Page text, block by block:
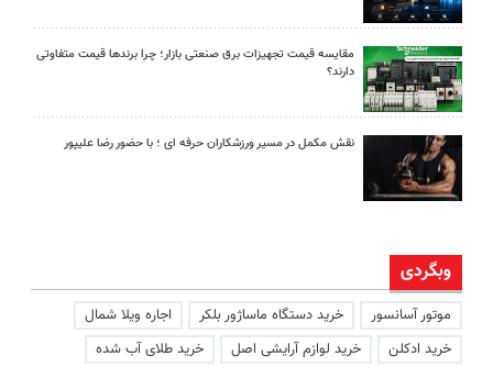
مقایسه قیمت تجهیزات برق صنعتی بازار؛ چرا برندها قیمت متفاوتی
دارند؟
نقش مکمل در مسیر ورزشکاران حرفه ای ؛ با حضور رضا علیپور
وبگردی
موتور آسانسور خرید دستگاه ماساژور بلکر
اجاره ویلا شمال
خرید ادکلن
خرید لوازم آرایشی اصل
خرید طلای آب شده